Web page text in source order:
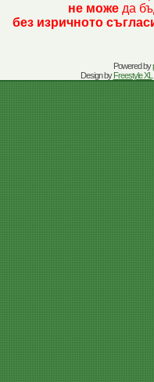
не може да
без изричното
Powered by
Design byFreestyle XL